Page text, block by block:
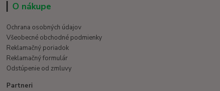
O nákupe
Ochrana osobných údajov
Všeobecné obchodné podmienky
Reklamačný poriadok
Reklamačný formulár
Odstúpenie od zmluvy
Partneri